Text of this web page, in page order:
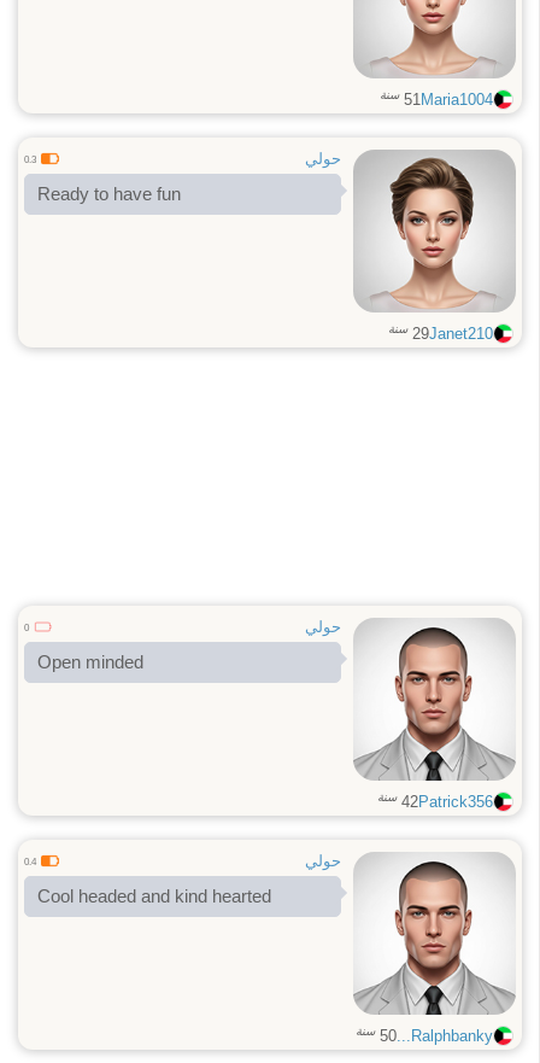
Maria1004
51 سنة
حولي 0.3
Ready to have fun
Janet210
29 سنة
حولي 0
Open minded
Patrick356
42 سنة
حولي 0.4
Cool headed and kind hearted
Ralphbanky...
50 سنة